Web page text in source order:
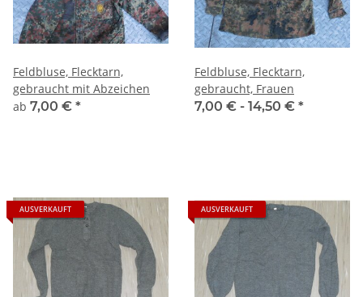
Feldbluse, Flecktarn,
gebraucht mit Abzeichen
ab 7,00 € *
Feldbluse, Flecktarn,
gebraucht, Frauen
7,00 € - 14,50 € *
AUSVERKAUFT AUSVERKAUFT